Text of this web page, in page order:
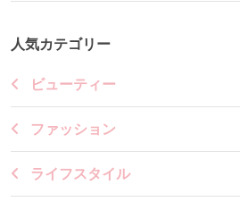
人気カテゴリー
ビューティー
ファッション
ライフスタイル